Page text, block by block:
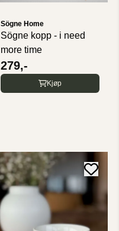
Sögne Home
Sögne kopp - i need
more time
279,-
Kjøp